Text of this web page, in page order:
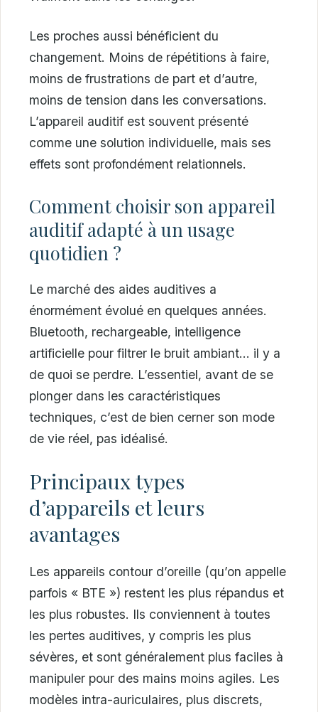
Les proches aussi bénéficient du
changement. Moins de répétitions à faire,
moins de frustrations de part et d’autre,
moins de tension dans les conversations.
L’appareil auditif est souvent présenté
comme une solution individuelle, mais ses
effets sont profondément relationnels.
Comment choisir son appareil
auditif adapté à un usage
quotidien ?
Le marché des aides auditives a
énormément évolué en quelques années.
Bluetooth, rechargeable, intelligence
artificielle pour filtrer le bruit ambiant… il y a
de quoi se perdre. L’essentiel, avant de se
plonger dans les caractéristiques
techniques, c’est de bien cerner son mode
de vie réel, pas idéalisé.
Principaux types
d’appareils et leurs
avantages
Les appareils contour d’oreille (qu’on appelle
parfois « BTE ») restent les plus répandus et
les plus robustes. Ils conviennent à toutes
les pertes auditives, y compris les plus
sévères, et sont généralement plus faciles à
manipuler pour des mains moins agiles. Les
modèles intra-auriculaires, plus discrets,